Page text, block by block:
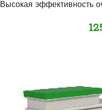
Высокая эффективность